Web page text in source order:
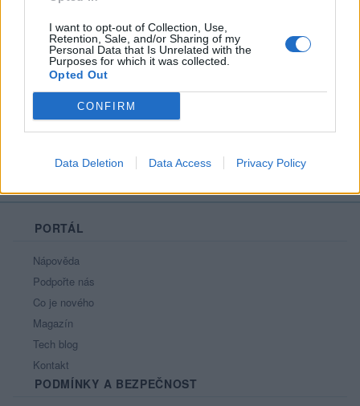
I want to opt-out of Collection, Use,
Retention, Sale, and/or Sharing of my
Personal Data that Is Unrelated with the
Purposes for which it was collected.
Opted Out
CONFIRM
Data Deletion Data Access Privacy Policy
Počet přátel : 2
Profil zobrazen: 813x
Líbí se:0
Sledované diskuze:Informace pro uživatele
PORTÁL
Nápověda
Podpořte nás
Co je nového
Magazín
Tech blog
Kontakt
PODMÍNKY A BEZPEČNOST